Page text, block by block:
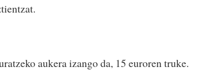
aukera izango da, 15 euroren truke.